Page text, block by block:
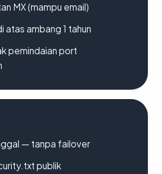
MX (mampu email)
atas ambang 1 tahun
pemindaian port
— tanpa failover
publik